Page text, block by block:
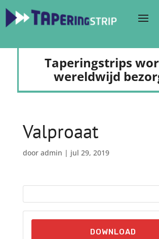
Taperingstrips
wereldwijd
Valproaat
door admin | jul 29, 2019
DOWNLOAD